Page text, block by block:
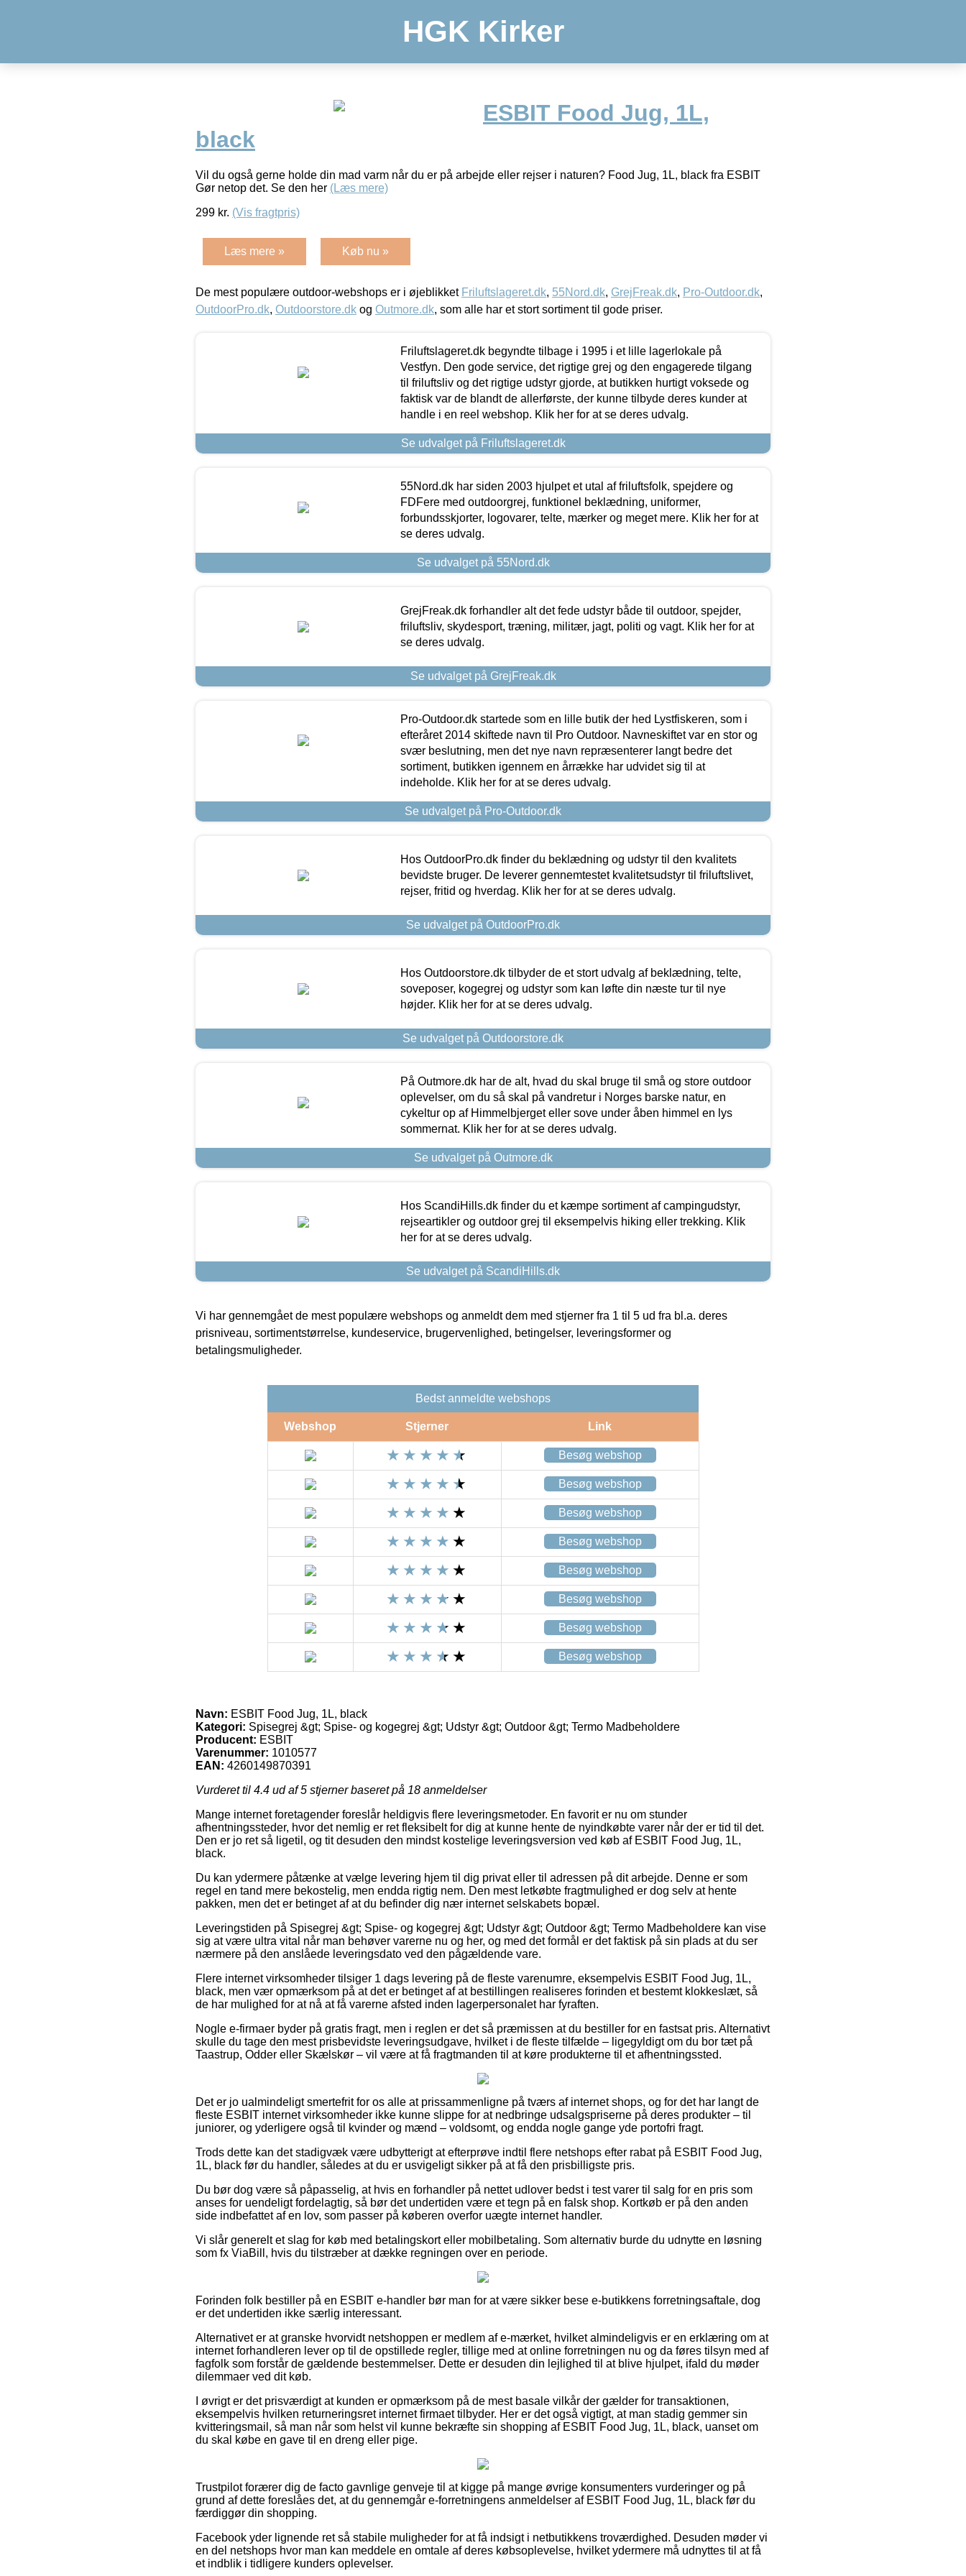
HGK Kirker
ESBIT Food Jug, 1L,
black
Vil du også gerne holde din mad varm når du er på arbejde eller rejser i naturen? Food Jug, 1L, black fra ESBIT
Gør netop det. Se den her (Læs mere)
299 kr. (Vis fragtpris)
Læs mere » Køb nu »
De mest populære outdoor-webshops er i øjeblikket Friluftslageret.dk, 55Nord.dk, GrejFreak.dk, Pro-Outdoor.dk,
OutdoorPro.dk, Outdoorstore.dk og Outmore.dk, som alle har et stort sortiment til gode priser.
Friluftslageret.dk begyndte tilbage i 1995 i et lille lagerlokale på
Vestfyn. Den gode service, det rigtige grej og den engagerede tilgang
til friluftsliv og det rigtige udstyr gjorde, at butikken hurtigt voksede og
faktisk var de blandt de allerførste, der kunne tilbyde deres kunder at
handle i en reel webshop. Klik her for at se deres udvalg.
Se udvalget på Friluftslageret.dk
55Nord.dk har siden 2003 hjulpet et utal af friluftsfolk, spejdere og
FDFere med outdoorgrej, funktionel beklædning, uniformer,
forbundsskjorter, logovarer, telte, mærker og meget mere. Klik her for at
se deres udvalg.
Se udvalget på 55Nord.dk
GrejFreak.dk forhandler alt det fede udstyr både til outdoor, spejder,
friluftsliv, skydesport, træning, militær, jagt, politi og vagt. Klik her for at
se deres udvalg.
Se udvalget på GrejFreak.dk
Pro-Outdoor.dk startede som en lille butik der hed Lystfiskeren, som i
efteråret 2014 skiftede navn til Pro Outdoor. Navneskiftet var en stor og
svær beslutning, men det nye navn repræsenterer langt bedre det
sortiment, butikken igennem en årrække har udvidet sig til at
indeholde. Klik her for at se deres udvalg.
Se udvalget på Pro-Outdoor.dk
Hos OutdoorPro.dk finder du beklædning og udstyr til den kvalitets
bevidste bruger. De leverer gennemtestet kvalitetsudstyr til friluftslivet,
rejser, fritid og hverdag. Klik her for at se deres udvalg.
Se udvalget på OutdoorPro.dk
Hos Outdoorstore.dk tilbyder de et stort udvalg af beklædning, telte,
soveposer, kogegrej og udstyr som kan løfte din næste tur til nye
højder. Klik her for at se deres udvalg.
Se udvalget på Outdoorstore.dk
På Outmore.dk har de alt, hvad du skal bruge til små og store outdoor
oplevelser, om du så skal på vandretur i Norges barske natur, en
cykeltur op af Himmelbjerget eller sove under åben himmel en lys
sommernat. Klik her for at se deres udvalg.
Se udvalget på Outmore.dk
Hos ScandiHills.dk finder du et kæmpe sortiment af campingudstyr,
rejseartikler og outdoor grej til eksempelvis hiking eller trekking. Klik
her for at se deres udvalg.
Se udvalget på ScandiHills.dk
Vi har gennemgået de mest populære webshops og anmeldt dem med stjerner fra 1 til 5 ud fra bl.a. deres
prisniveau, sortimentstørrelse, kundeservice, brugervenlighed, betingelser, leveringsformer og
betalingsmuligheder.
Bedst anmeldte webshops
Webshop Stjerner Link
Besøg webshop
Besøg webshop
Besøg webshop
Besøg webshop
Besøg webshop
Besøg webshop
Besøg webshop
Besøg webshop
Navn: ESBIT Food Jug, 1L, black
Kategori: Spisegrej &gt; Spise- og kogegrej &gt; Udstyr &gt; Outdoor &gt; Termo Madbeholdere
Producent: ESBIT
Varenummer: 1010577
EAN: 4260149870391
Vurderet til 4.4 ud af 5 stjerner baseret på 18 anmeldelser
Mange internet foretagender foreslår heldigvis flere leveringsmetoder. En favorit er nu om stunder
afhentningssteder, hvor det nemlig er ret fleksibelt for dig at kunne hente de nyindkøbte varer når der er tid til det.
Den er jo ret så ligetil, og tit desuden den mindst kostelige leveringsversion ved køb af ESBIT Food Jug, 1L,
black.
Du kan ydermere påtænke at vælge levering hjem til dig privat eller til adressen på dit arbejde. Denne er som
regel en tand mere bekostelig, men endda rigtig nem. Den mest letkøbte fragtmulighed er dog selv at hente
pakken, men det er betinget af at du befinder dig nær internet selskabets bopæl.
Leveringstiden på Spisegrej &gt; Spise- og kogegrej &gt; Udstyr &gt; Outdoor &gt; Termo Madbeholdere kan vise
sig at være ultra vital når man behøver varerne nu og her, og med det formål er det faktisk på sin plads at du ser
nærmere på den anslåede leveringsdato ved den pågældende vare.
Flere internet virksomheder tilsiger 1 dags levering på de fleste varenumre, eksempelvis ESBIT Food Jug, 1L,
black, men vær opmærksom på at det er betinget af at bestillingen realiseres forinden et bestemt klokkeslæt, så
de har mulighed for at nå at få varerne afsted inden lagerpersonalet har fyraften.
Nogle e-firmaer byder på gratis fragt, men i reglen er det så præmissen at du bestiller for en fastsat pris. Alternativt
skulle du tage den mest prisbevidste leveringsudgave, hvilket i de fleste tilfælde – ligegyldigt om du bor tæt på
Taastrup, Odder eller Skælskør – vil være at få fragtmanden til at køre produkterne til et afhentningssted.
Det er jo ualmindeligt smertefrit for os alle at prissammenligne på tværs af internet shops, og for det har langt de
fleste ESBIT internet virksomheder ikke kunne slippe for at nedbringe udsalgspriserne på deres produkter – til
juniorer, og yderligere også til kvinder og mænd – voldsomt, og endda nogle gange yde portofri fragt.
Trods dette kan det stadigvæk være udbytterigt at efterprøve indtil flere netshops efter rabat på ESBIT Food Jug,
1L, black før du handler, således at du er usvigeligt sikker på at få den prisbilligste pris.
Du bør dog være så påpasselig, at hvis en forhandler på nettet udlover bedst i test varer til salg for en pris som
anses for uendeligt fordelagtig, så bør det undertiden være et tegn på en falsk shop. Kortkøb er på den anden
side indbefattet af en lov, som passer på køberen overfor uægte internet handler.
Vi slår generelt et slag for køb med betalingskort eller mobilbetaling. Som alternativ burde du udnytte en løsning
som fx ViaBill, hvis du tilstræber at dække regningen over en periode.
Forinden folk bestiller på en ESBIT e-handler bør man for at være sikker bese e-butikkens forretningsaftale, dog
er det undertiden ikke særlig interessant.
Alternativet er at granske hvorvidt netshoppen er medlem af e-mærket, hvilket almindeligvis er en erklæring om at
internet forhandleren lever op til de opstillede regler, tillige med at online forretningen nu og da føres tilsyn med af
fagfolk som forstår de gældende bestemmelser. Dette er desuden din lejlighed til at blive hjulpet, ifald du møder
dilemmaer ved dit køb.
I øvrigt er det prisværdigt at kunden er opmærksom på de mest basale vilkår der gælder for transaktionen,
eksempelvis hvilken returneringsret internet firmaet tilbyder. Her er det også vigtigt, at man stadig gemmer sin
kvitteringsmail, så man når som helst vil kunne bekræfte sin shopping af ESBIT Food Jug, 1L, black, uanset om
du skal købe en gave til en dreng eller pige.
Trustpilot forærer dig de facto gavnlige genveje til at kigge på mange øvrige konsumenters vurderinger og på
grund af dette foreslåes det, at du gennemgår e-forretningens anmeldelser af ESBIT Food Jug, 1L, black før du
færdiggør din shopping.
Facebook yder lignende ret så stabile muligheder for at få indsigt i netbutikkens troværdighed. Desuden møder vi
en del netshops hvor man kan meddele en omtale af deres købsoplevelse, hvilket ydermere må udnyttes til at få
et indblik i tidligere kunders oplevelser.